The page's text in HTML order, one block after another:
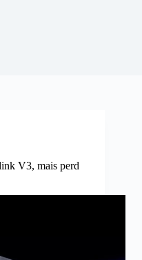
V3, mais perd